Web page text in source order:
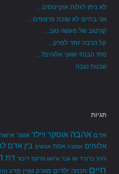
לא ניתן לגלות אוקיינוסים...
אני בחיים לא שוכח פרצופים...
קורטוב של מעשה טוב...
קל הרבה יותר לפרק...
מתי הבנתי שאני אלוהים?...
שכנות טובה
תגיות
אדם אהבה אוסקר ויילד אושר אישה
אלוהים אמונה אמת אנשים בין אדם
ג'ורג' ברנרד שו גבר גרושו מרקס דיבור דת
חיים חכמה ילדים מארק טוויין מדע